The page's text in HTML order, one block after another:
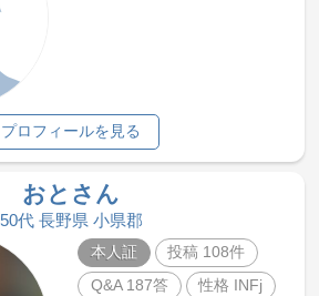
プロフィールを見る
おとさん
50代 長野県 小県郡
本人証
投稿 108件
Q&A 187答
性格 INFj